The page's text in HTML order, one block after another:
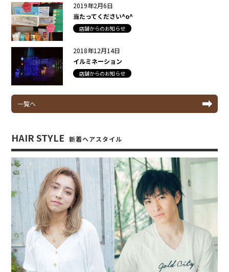
一覧へ
2019年2月6日
当たってください^o^
店舗からのお知らせ
2018年12月14日
イルミネーション
店舗からのお知らせ
HAIR STYLE 新着ヘアスタイル